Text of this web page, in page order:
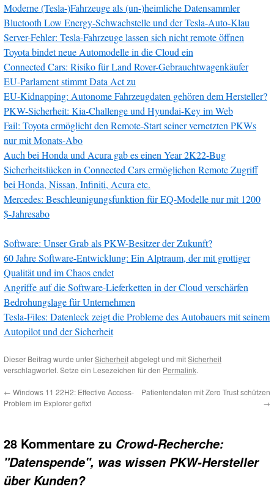
Moderne (Tesla-)Fahrzeuge als (un-)heimliche Datensammler
Bluetooth Low Energy-Schwachstelle und der Tesla-Auto-Klau
Server-Fehler: Tesla-Fahrzeuge lassen sich nicht remote öffnen
Toyota bindet neue Automodelle in die Cloud ein
Connected Cars: Risiko für Land Rover-Gebrauchtwagenkäufer
EU-Parlament stimmt Data Act zu
EU-Kidnapping: Autonome Fahrzeugdaten gehören dem Hersteller?
PKW-Sicherheit: Kia-Challenge und Hyundai-Key im Web
Fail: Toyota ermöglicht den Remote-Start seiner vernetzten PKWs
nur mit Monats-Abo
Auch bei Honda und Acura gab es einen Year 2K22-Bug
Sicherheitslücken in Connected Cars ermöglichen Remote Zugriff
bei Honda, Nissan, Infiniti, Acura etc.
Mercedes: Beschleunigungsfunktion für EQ-Modelle nur mit 1200
$-Jahresabo
Software: Unser Grab als PKW-Besitzer der Zukunft?
60 Jahre Software-Entwicklung: Ein Alptraum, der mit grottiger
Qualität und im Chaos endet
Angriffe auf die Software-Lieferketten in der Cloud verschärfen
Bedrohungslage für Unternehmen
Tesla-Files: Datenleck zeigt die Probleme des Autobauers mit seinem
Autopilot und der Sicherheit
Dieser Beitrag wurde unterSicherheitabgelegt und mitSicherheit
verschlagwortet. Setze ein Lesezeichen für den Permalink.
← Windows 11 22H2: Effective Access-
Problem im Explorer gefixt
Patientendaten mit Zero Trust schützen
→
28 Kommentare zu Crowd-Recherche:
"Datenspende", was wissen PKW-Hersteller
über Kunden?